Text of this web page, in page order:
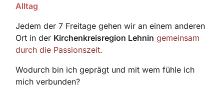
Alltag
Jedem der 7 Freitage gehen wir an einem anderen
Ort in der Kirchenkreisregion Lehnin gemeinsam
durch die Passionszeit.
Wodurch bin ich geprägt und mit wem fühle ich
mich verbunden?